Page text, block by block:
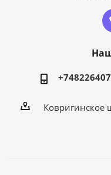
Ковригинское